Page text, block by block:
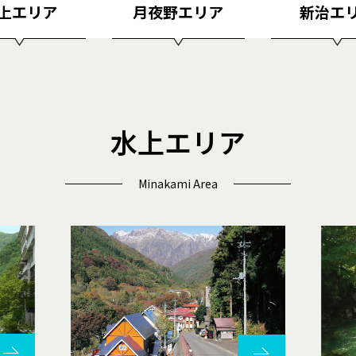
エリア 月夜野エリア 新治エ
水上エリア
Minakami Area